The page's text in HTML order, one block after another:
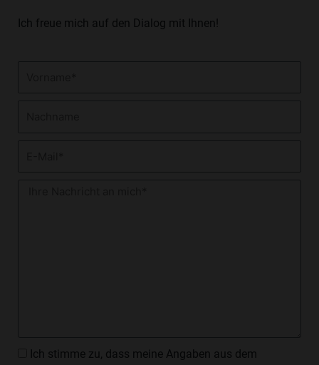
Ich freue mich auf den Dialog mit Ihnen!
Datenschutzzustimmung
Ich stimme zu, dass meine Angaben aus dem